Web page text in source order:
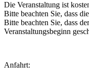
Die Veranstaltung ist
Bitte beachten Sie, dass
Bitte beachten Sie, dass
Veranstaltungsbeginn
Anfahrt: